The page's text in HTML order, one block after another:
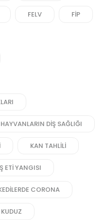
FELV FIP
HAYVANLARIN DIŞ SAĞLIĞI
KAN TAHLILI
ETI YANGISI
CORONA
KUDUZ